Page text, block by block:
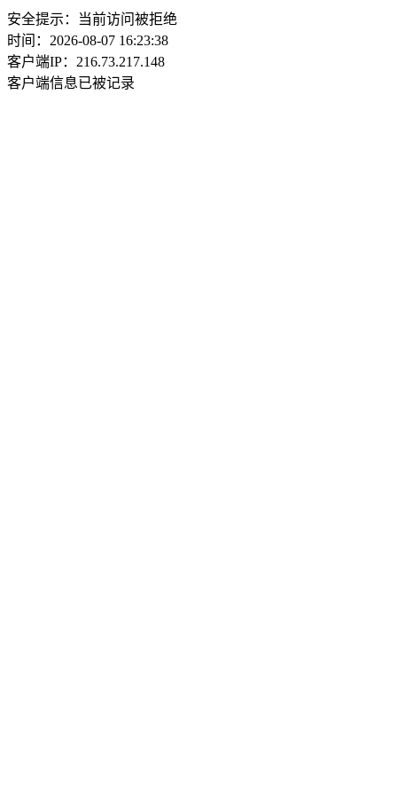
安全提示：当前访问被拒绝
时间：2026-08-07 16:23:38
客户端IP：216.73.217.148
客户端信息已被记录